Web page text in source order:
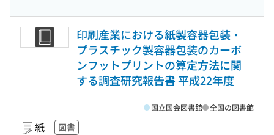
印刷産業における紙製容器包装・
プラスチック製容器包装のカーボ
ンフットプリントの算定方法に関
する調査研究報告書 平成22年度
紙 図書
国立国会図書館 全国の図書館